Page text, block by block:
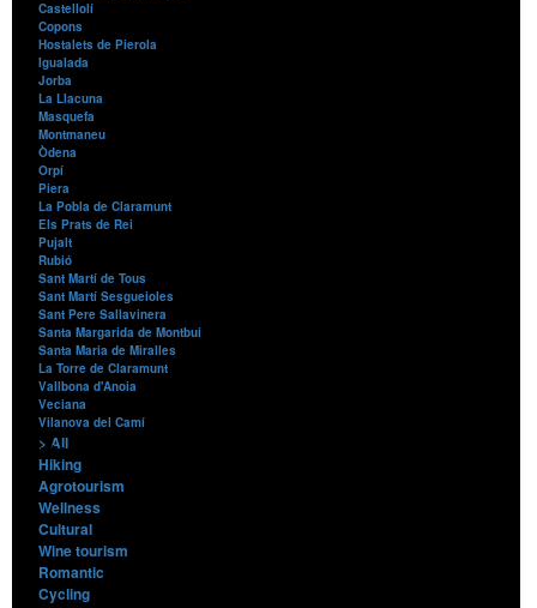
Castellolí
Copons
Hostalets de Pierola
Igualada
Jorba
La Llacuna
Masquefa
Montmaneu
Òdena
Orpí
Piera
La Pobla de Claramunt
Els Prats de Rei
Pujalt
Rubió
Sant Martí de Tous
Sant Martí Sesgueioles
Sant Pere Sallavinera
Santa Margarida de Montbui
Santa Maria de Miralles
La Torre de Claramunt
Vallbona d'Anoia
Veciana
Vilanova del Camí
Contents
> All
Hiking
Agrotourism
Wellness
Cultural
Wine tourism
Romantic
Cycling